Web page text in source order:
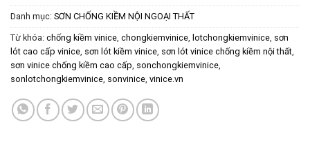
Danh mục: SƠN CHỐNG KIỀM NỘI NGOẠI THẤT
Từ khóa: chống kiềm vinice, chongkiemvinice, lotchongkiemvinice, sơn
lót cao cấp vinice, sơn lót kiềm vinice, sơn lót vinice chống kiềm nội thất,
sơn vinice chống kiềm cao cấp, sonchongkiemvinice,
sonlotchongkiemvinice, sonvinice, vinice.vn